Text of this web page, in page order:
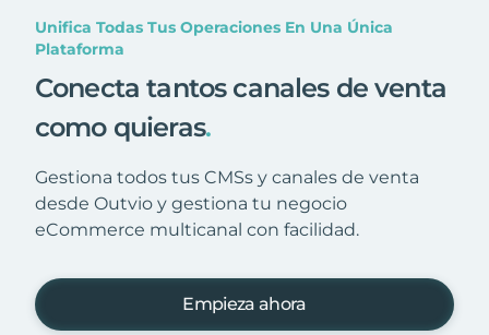
Unifica Todas Tus Operaciones En Una Única
Plataforma
Conecta tantos canales de venta
como quieras.
Gestiona todos tus CMSs y canales de venta
desde Outvio y gestiona tu negocio
eCommerce multicanal con facilidad.
Empieza ahora